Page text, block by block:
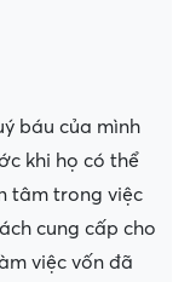
báu của mình
khi họ có thể
tâm trong việc
cung cấp cho
việc vốn đã